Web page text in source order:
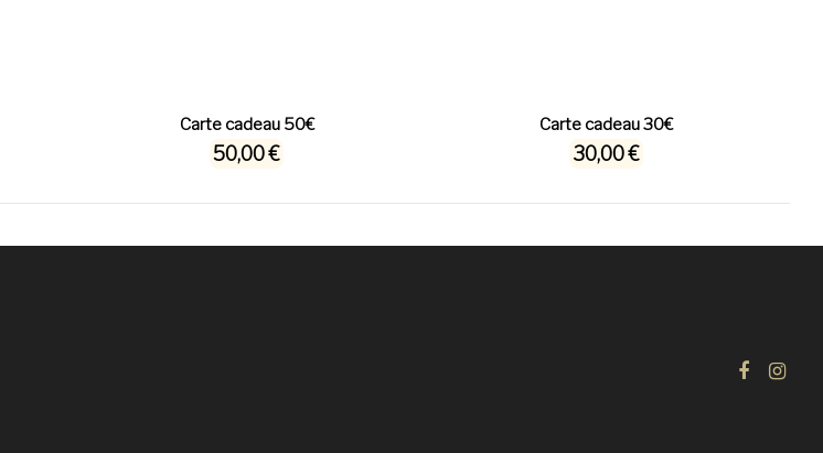
Carte cadeau 50€
50,00 €
Carte cadeau 30€
30,00 €